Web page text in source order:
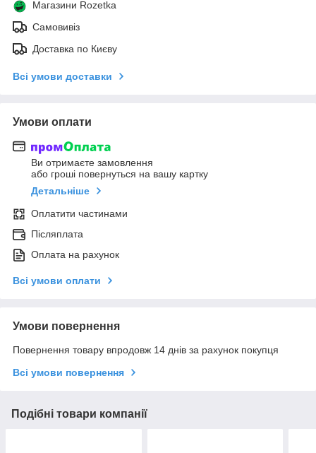
Магазини Rozetka
Самовивіз
Доставка по Києву
Всі умови доставки
Умови оплати
Ви отримаєте замовлення
або гроші повернуться на вашу картку
Детальніше
Оплатити частинами
Післяплата
Оплата на рахунок
Всі умови оплати
Умови повернення
Повернення товару впродовж 14 днів за рахунок покупця
Всі умови повернення
Подібні товари компанії